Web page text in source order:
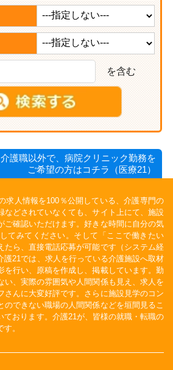
を含む
介護職以外で、病院クリニック勤務を
ご希望の方はコチラ（医療21）
求人情報を100％公開している、介護専門の
などされていなくても、サイト上にて、施設
ご確認いただけます。好きな時間に自分の気
てみてください。そして「ここで働きたい
たら、直接電話応募が可能です（システム経
護21では、求人を行っている介護施設へ取材
を行い、原稿を作成し、掲載しています。勤
い、実際の雰囲気や人間関係も見え、求人を
さんに大変好評です。さらに施設見学のコン
のできない職場の人間関係などを垣間見るこ
ております。介護21が、皆様の就職・転職の
。